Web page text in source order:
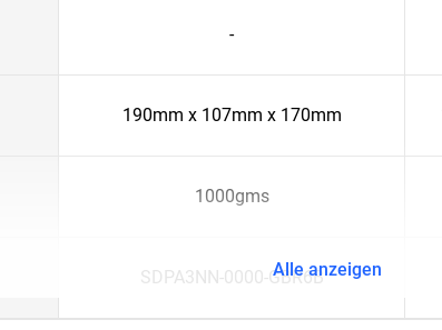
-
190mm x 107mm x 170mm
1000gms
SDPA3NN-0000-GBR6BAlle anzeigen